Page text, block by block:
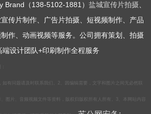
Brand（138-5102-1881） 盐城宣传片拍摄、
传片制作、广告片拍摄、短视频制作、产品
作、动画视频等服务。公司拥有策划、拍摄
端设计团队+印刷制作全程服务
责申明：
如有问题请及时联系我们。2、因编辑需要，文字和图片之间无必然联
图片、音频视频文件等资料，版权归版权所有人所有。3、本网站内容